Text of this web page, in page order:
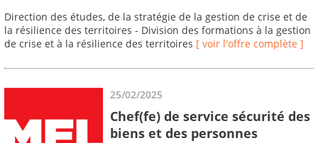
Direction des études, de la stratégie de la gestion de crise et de
la résilience des territoires - Division des formations à la gestion
de crise et à la résilience des territoires [ voir l'offre complète ]
25/02/2025
Chef(fe) de service sécurité des
biens et des personnes